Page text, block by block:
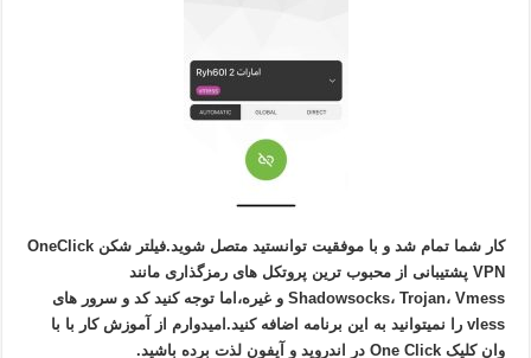
کار شما تمام شد و با موفقیت توانستید متصل شوید.فیلتر شکن OneClick
VPN پشتیبانی از محبوب ترین پروتکل های رمزگذاری مانند
Shadowsocks، Trojan، Vmess و غیره،اما توجه کنید کد و سرور های
vless را نمیتوانید به این برنامه اضافه کنید.امیدوارم از آموزش کار با با
وان کلیک One Click در اندروید و آیفون لذت برده باشید.